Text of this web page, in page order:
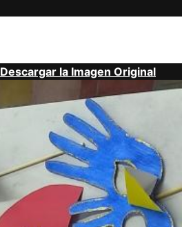
Descargar la Imagen Original